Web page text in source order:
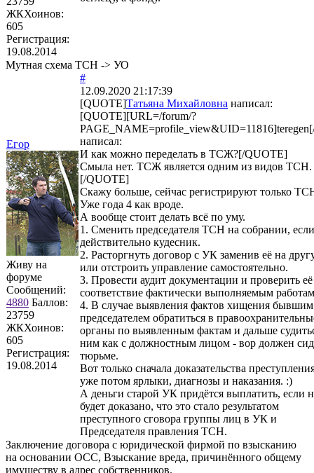
ЖКХоинов:
605
Регистрация:
19.08.2014
Мутная схема ТСН -> УО
Егор
Живу на
форуме
Сообщений:
4880 Баллов:
23759
ЖКХоинов:
605
Регистрация:
19.08.2014
#
12.09.2020 21:17:39
[QUOTE]Татьяна Михайловна написал:
[QUOTE][URL=/forum/?
написал:
И как можно переделать в ТСЖ?[/QUOTE]
Смыла нет. ТСЖ является одним из видов ТСН.
[/QUOTE]
Скажу больше, сейчас регистрируют только
Уже года 4 как вроде.
А вообще стоит делать всё по уму.
1. Сменить председателя ТСН на собрании,
действительно кудесник.
2. Расторгнуть договор с УК заменив её на
или отстроить управление самостоятельно.
3. Провести аудит документации и проверить
соответствие фактически выполняемым
4. В случае выявления фактов хищения бывшим
председателем обратиться в
органы по выявленным фактам и дальше
ним как с должностным лицом - вор должен
тюрьме.
Вот только сначала доказательства
уже потом ярлыки, диагнозы и наказания. :)
А деньги старой УК придётся выплатить, если
будет доказано, что это стало результатом
преступного сговора группы лиц в УК и
Председателя правления ТСН.
Заключение договора с юридической фирмой по взысканию
на основании ОСС, Взыскание вреда, причинённого общему
имуществу в адрес собственников.